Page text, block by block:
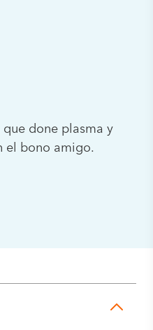
que done plasma y
el bono amigo.